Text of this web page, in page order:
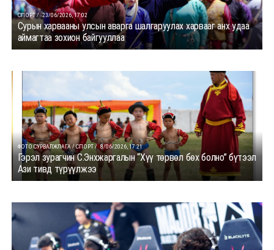
СПОРТ / 23/06/2026, 17:02
Сурын харвааны улсын аварга шалгаруулах харвааг анх удаа
аймагтаа зохион байгууллаа
ФОТО СУРВАЛЖЛАГА / СПОРТ / 8/06/2026, 17:21
Гэрэл зурагчин С.Энхжаргалын “Хүү төрвөл бөх болно” бүтээл
Ази тивд түрүүлжээ